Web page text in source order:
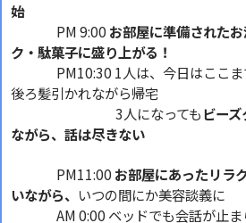
始
PM 9:00 お部屋に準備された
ク・駄菓子に盛り上がる！
PM10:30 1人は、今日はここまで
後ろ髪引かれながら帰宅
3人になってもビー
ながら、話は尽きない
PM11:00 お部屋にあったリラ
いながら、 いつの間にか美容談義に
AM 0:00 ベッドでも会話が止ま